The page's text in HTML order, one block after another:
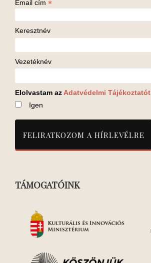
Email cím *
Keresztnév
Vezetéknév
Elolvastam azAdatvédelmi Tájékoztatót
Igen
TÁMOGATÓINK